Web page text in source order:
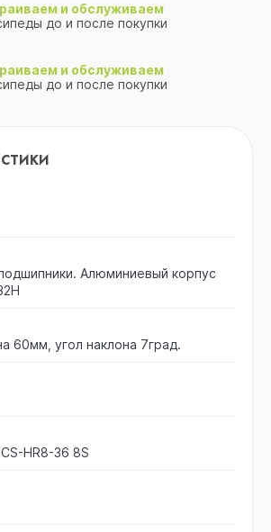
и обслуживаем
до и после покупки
и обслуживаем
до и после покупки
Алюминиевый корпус
60мм, угол наклона 7град.
HR8-36 8S